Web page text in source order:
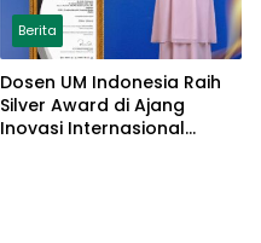
Berita
Dosen UM Indonesia Raih
Silver Award di Ajang
Inovasi Internasional